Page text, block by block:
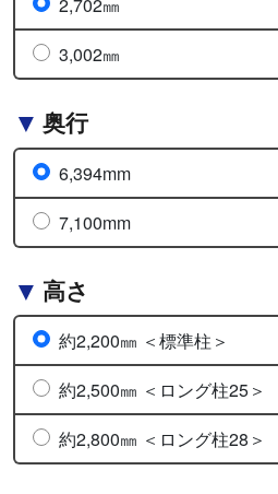
3,002㎜
奥行
6,394mm
7,100mm
高さ
約2,200㎜ ＜標準柱＞
約2,500㎜ ＜ロング柱25＞
約2,800㎜ ＜ロング柱28＞